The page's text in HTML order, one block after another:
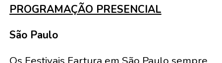
PROGRAMAÇÃO PRESENCIAL
São Paulo